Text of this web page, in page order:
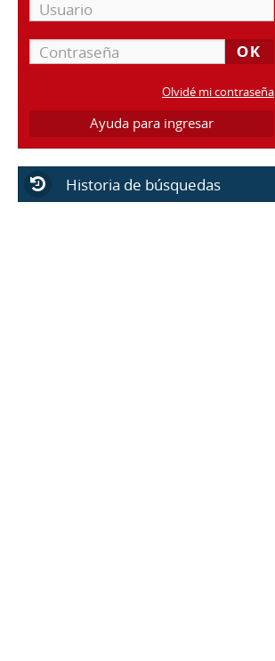
Olvidé mi contraseña
Ayuda para ingresar
Historia de búsquedas